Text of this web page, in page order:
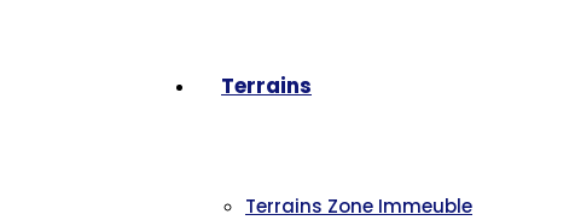
Terrains
Terrains Zone Immeuble